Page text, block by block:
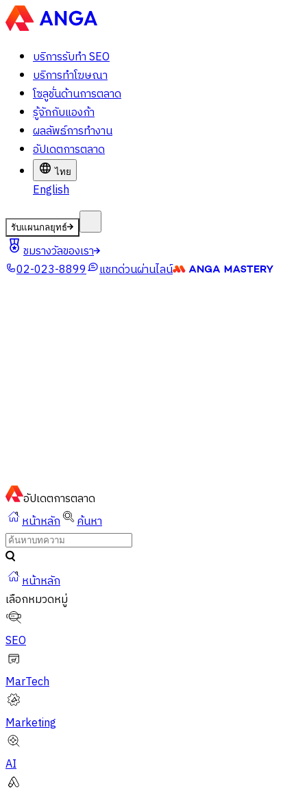
บริการรับทำ SEO
บริการทำโฆษณา
โซลูชั่นด้านการตลาด
รู้จักกับแองก้า
ผลลัพธ์การทำงาน
อัปเดตการตลาด
ไทย
English
รับแผนกลยุทธ์
ชมรางวัลของเรา
02-023-8899
แชทด่วนผ่านไลน์
อัปเดตการตลาด
หน้าหลัก
ค้นหา
หน้าหลัก
เลือกหมวดหมู่
SEO
MarTech
Marketing
AI